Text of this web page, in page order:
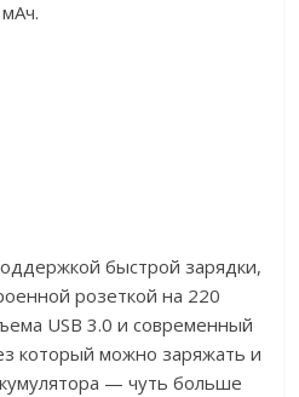
быстрой зарядки,
розеткой на 220
USB 3.0 и современный
который можно заряжать и
— чуть больше